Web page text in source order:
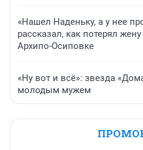
«Нашел Наденьку, а у нее
рассказал, как потерял
Архипо-Осиповке
«Ну вот и всё»: звезда
молодым мужем